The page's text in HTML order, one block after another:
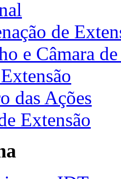
de
e Câmara
das Ações
Extensão